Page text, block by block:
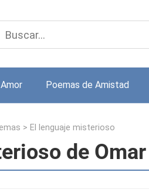
Poemas de Amistad
> El lenguaje misterioso
de